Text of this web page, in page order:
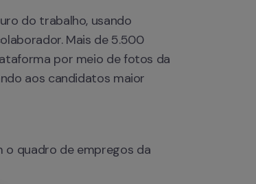
do trabalho, usando
Mais de 5.500
por meio de fotos da
aos candidatos maior
o quadro de empregos da